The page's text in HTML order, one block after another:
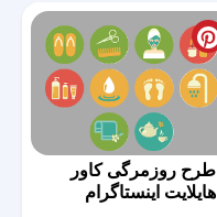
طرح روزمرگی کاور
هایلایت اینستاگرام